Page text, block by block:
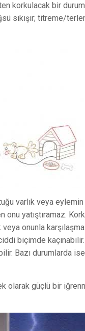
korkulacak bir
sıkışır; titreme/
varlık veya eylemin
onu yatıştıramaz.
onunla
biçimde kaçınabilir.
Bazı durumlarda
olarak güçlü bir